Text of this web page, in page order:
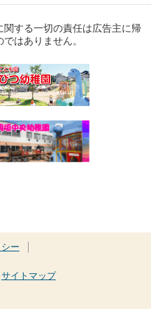
する一切の責任は広告主に帰
はありません。
ー
サイトマップ